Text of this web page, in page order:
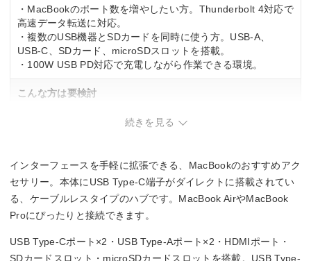
・MacBookのポート数を増やしたい方。Thunderbolt 4対応で
高速データ転送に対応。
・複数のUSB機器とSDカードを同時に使う方。USB-A、
USB-C、SDカード、microSDスロットを搭載。
・100W USB PD対応で充電しながら作業できる環境。
こんな方は要検討
・複数のディスプレイ出力が必要な方。4K HDMI出力は1ポー
続きを見る
インターフェースを手軽に拡張できる、MacBookのおすすめアク
セサリー。本体にUSB Type-C端子がダイレクトに搭載されてい
る、ケーブルレスタイプのハブです。MacBook AirやMacBook
Proにぴったりと接続できます。
USB Type-Cポート×2・USB Type-Aポート×2・HDMIポート・
SDカードスロット・microSDカードスロットを搭載。USB Type-